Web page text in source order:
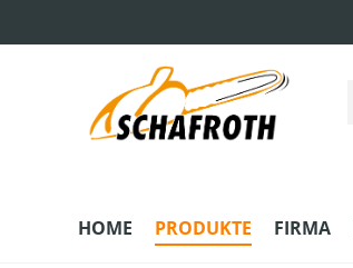
HOME PRODUKTE FIRMA